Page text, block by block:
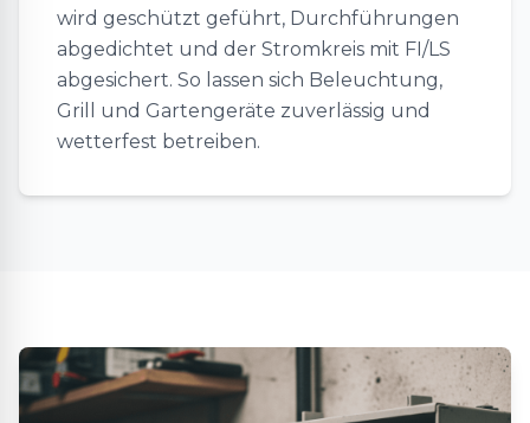
wird geschützt geführt, Durchführungen
abgedichtet und der Stromkreis mit FI/LS
abgesichert. So lassen sich Beleuchtung,
Grill und Gartengeräte zuverlässig und
wetterfest betreiben.